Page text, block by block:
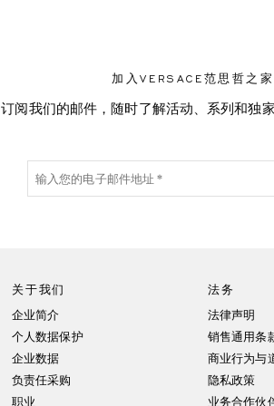
加入VERSACE范思哲之家
订阅我们的邮件，随时了解活动、系列和独
关于我们
企业简介
个人数据保护
企业数据
负责任采购
职业
法务
法律声明
销售通用条
商业行为与
隐私政策
业务合作伙